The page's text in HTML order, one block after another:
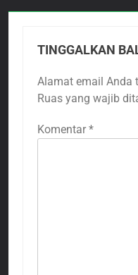
TINGGALKAN
Alamat email Anda
Ruas yang wajib
Komentar *